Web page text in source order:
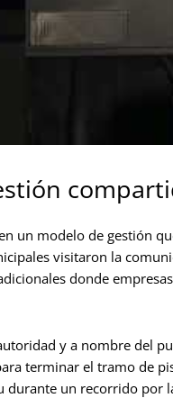
un modelo de gestión
visitaron la
donde
y a nombre del
terminar el tramo de
durante un recorrido por